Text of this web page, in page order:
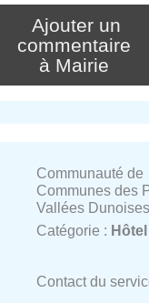
Ajouter un
commentaire
à Mairie
Communauté de
Communes des
Vallées Dunoises
Catégorie :
Contact du